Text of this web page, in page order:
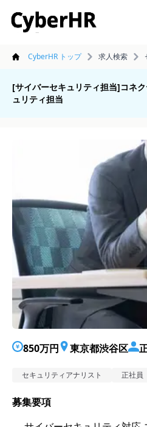
CyberHR
CyberHR トップ 求人検索
[サイバーセキュリティ担当]コネ
ュリティ担当
850万円 東京都渋谷区
セキュリティアナリスト 正社員
募集要項